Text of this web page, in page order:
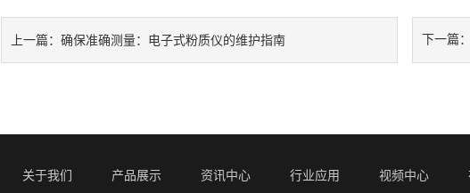
上一篇： 确保准确测量：电子式粉质仪的维护指南 下一篇：
关于我们 产品展示 资讯中心 行业应用 视频中心